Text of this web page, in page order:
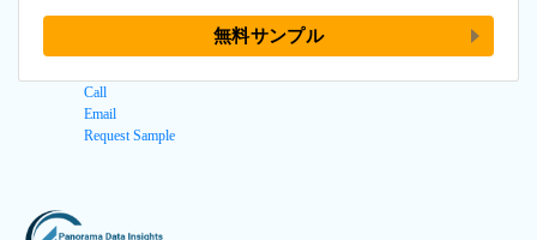
無料サンプル
Call
Email
Request Sample